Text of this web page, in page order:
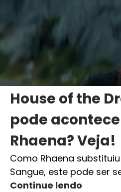
House of the
pode
Rhaena? Veja!
Como Rhaena
Sangue, este pode ser
Continue lendo